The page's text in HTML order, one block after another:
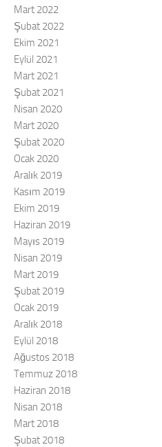
Mart 2022
Şubat 2022
Ekim 2021
Eylül 2021
Mart 2021
Şubat 2021
Nisan 2020
Mart 2020
Şubat 2020
Ocak 2020
Aralık 2019
Kasım 2019
Ekim 2019
Haziran 2019
Mayıs 2019
Nisan 2019
Mart 2019
Şubat 2019
Ocak 2019
Aralık 2018
Eylül 2018
Ağustos 2018
Temmuz 2018
Haziran 2018
Nisan 2018
Mart 2018
Şubat 2018